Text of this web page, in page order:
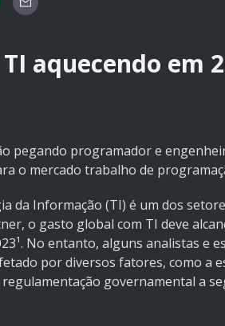
aquecendo em
pegando programador e
o mercado trabalho de
da Informação (TI) é um dos
o gasto global com TI deve
No entanto, alguns analistas e
por diversos fatores, como a
governamental a